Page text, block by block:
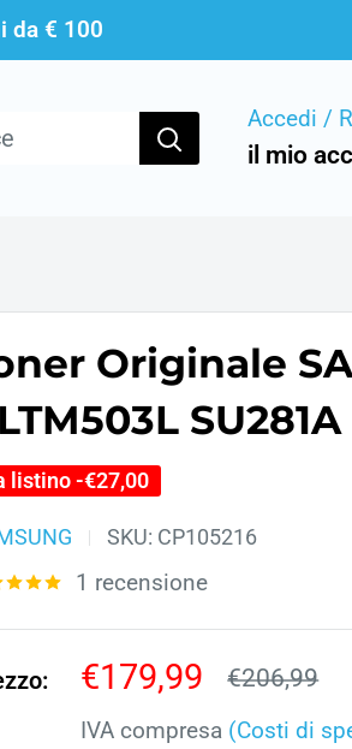
da € 100
Accedi /
il mio
Originale
listino -€27,00
SKU: CP105216
1 recensione
Prezzo
scontato
€179,99 Prezzo
€206,99
IVA compresa (Costi di